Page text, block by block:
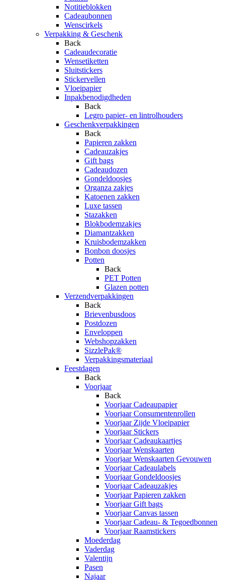
Notitieblokken
Cadeaubonnen
Wenscirkels
Verpakking & Geschenk
Back
Cadeaudecoratie
Wensetiketten
Sluitstickers
Stickervellen
Vloeipapier
Inpakbenodigdheden
Back
Legro papier- en lintrolhouders
Geschenkverpakkingen
Back
Papieren zakken
Cadeauzakjes
Gift bags
Cadeaudozen
Gondeldoosjes
Organza zakjes
Katoenen zakken
Luxe tassen
Stazakken
Blokbodemzakjes
Diamantzakken
Kruisbodemzakken
Bonbon doosjes
Potten
Back
PET Potten
Glazen potten
Verzendverpakkingen
Back
Brievenbusdoos
Postdozen
Enveloppen
Webshopzakken
SizzlePak®
Verpakkingsmateriaal
Feestdagen
Back
Voorjaar
Back
Voorjaar Cadeaupapier
Voorjaar Consumentenrollen
Voorjaar Zijde Vloeipapier
Voorjaar Stickers
Voorjaar Cadeaukaartjes
Voorjaar Wenskaarten
Voorjaar Wenskaarten Gevouwen
Voorjaar Cadeaulabels
Voorjaar Gondeldoosjes
Voorjaar Cadeauzakjes
Voorjaar Papieren zakken
Voorjaar Gift bags
Voorjaar Canvas tassen
Voorjaar Cadeau- & Tegoedbonnen
Voorjaar Raamstickers
Moederdag
Vaderdag
Valentijn
Pasen
Najaar